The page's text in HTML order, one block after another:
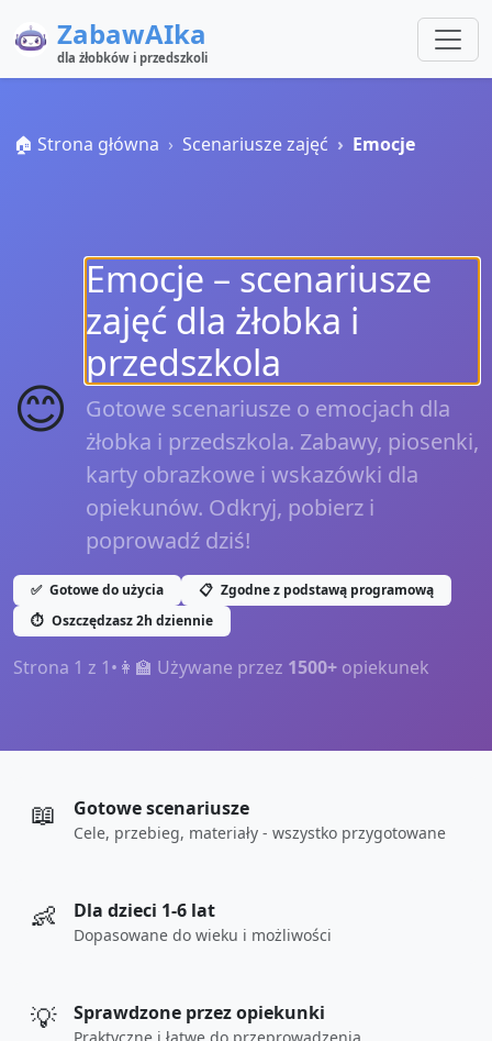
ZabawAIka
dla żłobków i przedszkoli
🏠 Strona główna Scenariusze zajęć Emocje
😊
Emocje – scenariusze
zajęć dla żłobka i
przedszkola
Gotowe scenariusze o emocjach dla
żłobka i przedszkola. Zabawy, piosenki,
karty obrazkowe i wskazówki dla
opiekunów. Odkryj, pobierz i
poprowadź dziś!
✅ Gotowe do użycia 📋 Zgodne z podstawą programową
⏱️ Oszczędzasz 2h dziennie
Strona 1 z 1• 👩‍🏫 Używane przez 1500+ opiekunek
📖 Gotowe scenariusze
Cele, przebieg, materiały - wszystko przygotowane
👶 Dla dzieci 1-6 lat
Dopasowane do wieku i możliwości
💡 Sprawdzone przez opiekunki